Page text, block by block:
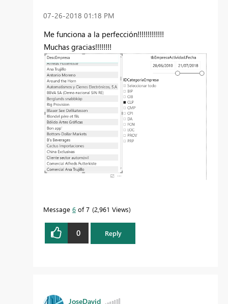
‎07-26-2018 01:18 PM
Me funciona a la perfección!!!!!!!!!!!!!
Muchas gracias!!!!!!!!
Message 6 of 7 2,961 Views
0 Reply
JoseDavid